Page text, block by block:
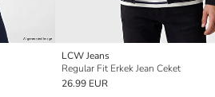
LCW Jeans
Regular Fit Erkek Jean Ceket
26.99 EUR